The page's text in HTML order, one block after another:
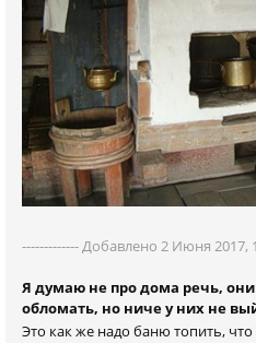
------------- Добавлено 2 Июня 2017,
Я думаю не про дома речь,
обломать, но ниче у них не
Это как же надо баню топить,